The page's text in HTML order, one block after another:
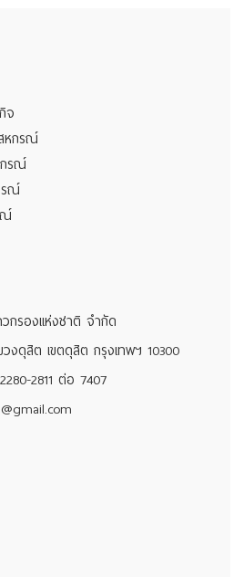
จ
หกรณ์
กรณ์
รณ์
ณ์
รองแห่งชาติ จำกัด
งดุสิต เขตดุสิต กรุงเทพฯ 10300
2811 ต่อ 7407